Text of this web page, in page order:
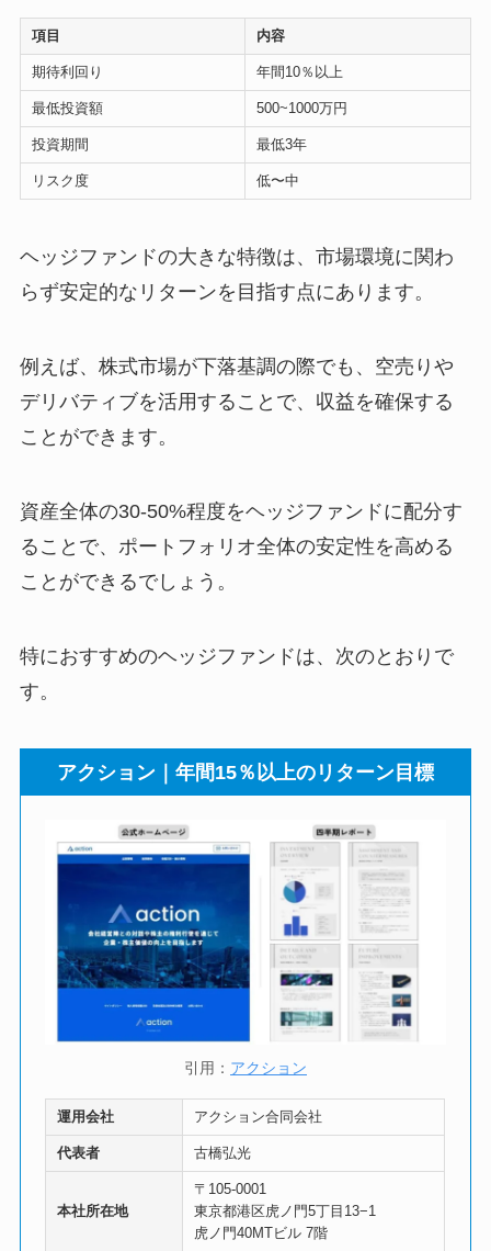
項目 内容
期待利回り 年間10％以上
最低投資額 500~1000万円
投資期間 最低3年
リスク度 低〜中
ヘッジファンドの大きな特徴は、市場環境に関わ
らず安定的なリターンを目指す点にあります。
例えば、株式市場が下落基調の際でも、空売りや
デリバティブを活用することで、収益を確保する
ことができます。
資産全体の30-50%程度をヘッジファンドに配分す
ることで、ポートフォリオ全体の安定性を高める
ことができるでしょう。
特におすすめのヘッジファンドは、次のとおりで
す。
アクション｜年間15％以上のリターン目標
引用： アクション
運用会社 アクション合同会社
代表者 古橋弘光
本社所在地
〒105-0001
東京都港区虎ノ門5丁目13−1
虎ノ門40MTビル 7階